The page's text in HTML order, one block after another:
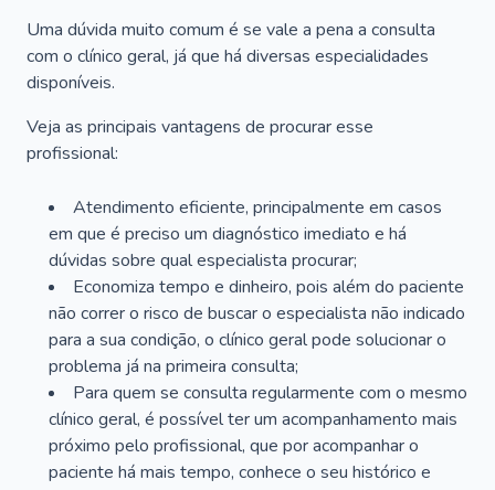
Uma dúvida muito comum é se vale a pena a consulta
com o clínico geral, já que há diversas especialidades
disponíveis.
Veja as principais vantagens de procurar esse
profissional:
Atendimento eficiente, principalmente em casos
em que é preciso um diagnóstico imediato e há
dúvidas sobre qual especialista procurar;
Economiza tempo e dinheiro, pois além do paciente
não correr o risco de buscar o especialista não indicado
para a sua condição, o clínico geral pode solucionar o
problema já na primeira consulta;
Para quem se consulta regularmente com o mesmo
clínico geral, é possível ter um acompanhamento mais
próximo pelo profissional, que por acompanhar o
paciente há mais tempo, conhece o seu histórico e